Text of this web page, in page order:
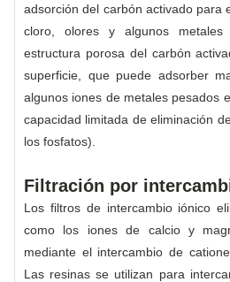
adsorción del carbón activado para
cloro, olores y algunos
estructura porosa del carbón
superficie, que puede adsorber
algunos iones de metales pesados
capacidad limitada de eliminación
los fosfatos).
Filtración por
Los filtros de intercambio iónico
como los iones de calcio y
mediante el intercambio de
Las resinas se utilizan para